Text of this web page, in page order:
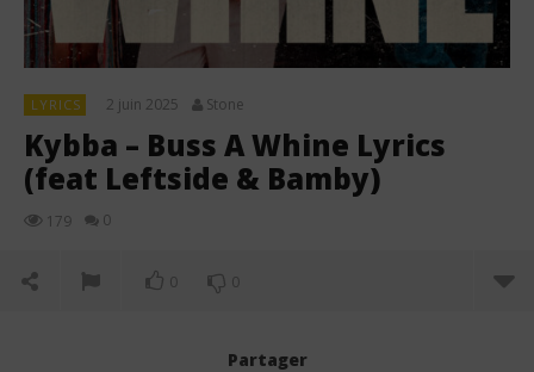
LYRICS 2 juin 2025 Stone
Kybba – Buss A Whine Lyrics
(feat Leftside & Bamby)
179 0
0 0
Partager